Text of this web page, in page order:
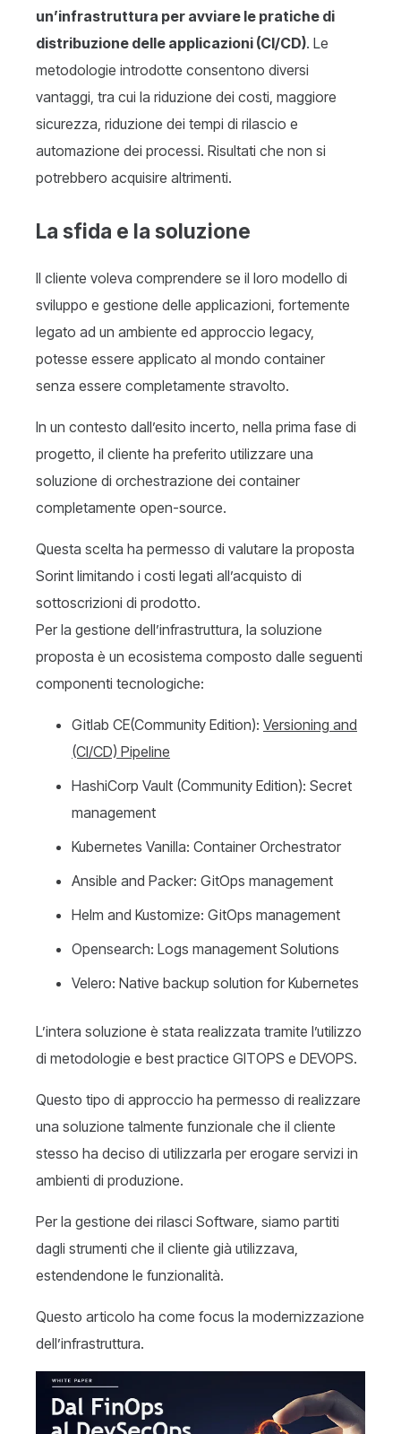
un’infrastruttura per avviare le pratiche di
distribuzione delle applicazioni (CI/CD). Le
metodologie introdotte consentono diversi
vantaggi, tra cui la riduzione dei costi, maggiore
sicurezza, riduzione dei tempi di rilascio e
automazione dei processi. Risultati che non si
potrebbero acquisire altrimenti.
La sfida e la soluzione
Il cliente voleva comprendere se il loro modello di
sviluppo e gestione delle applicazioni, fortemente
legato ad un ambiente ed approccio legacy,
potesse essere applicato al mondo container
senza essere completamente stravolto.
In un contesto dall’esito incerto, nella prima fase di
progetto, il cliente ha preferito utilizzare una
soluzione di orchestrazione dei container
completamente open-source.
Questa scelta ha permesso di valutare la proposta
Sorint limitando i costi legati all’acquisto di
sottoscrizioni di prodotto.
Per la gestione dell’infrastruttura, la soluzione
proposta è un ecosistema composto dalle seguenti
componenti tecnologiche:
Gitlab CE(Community Edition): Versioning and
(CI/CD) Pipeline
HashiCorp Vault (Community Edition): Secret
management
Kubernetes Vanilla: Container Orchestrator
Ansible and Packer: GitOps management
Helm and Kustomize: GitOps management
Opensearch: Logs management Solutions
Velero: Native backup solution for Kubernetes
L’intera soluzione è stata realizzata tramite l’utilizzo
di metodologie e best practice GITOPS e DEVOPS.
Questo tipo di approccio ha permesso di realizzare
una soluzione talmente funzionale che il cliente
stesso ha deciso di utilizzarla per erogare servizi in
ambienti di produzione.
Per la gestione dei rilasci Software, siamo partiti
dagli strumenti che il cliente già utilizzava,
estendendone le funzionalità.
Questo articolo ha come focus la modernizzazione
dell’infrastruttura.